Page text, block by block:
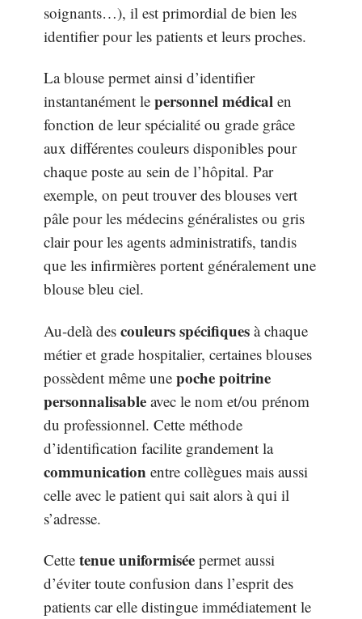
soignants…), il est primordial de bien les
identifier pour les patients et leurs proches.
La blouse permet ainsi d’identifier
instantanément le personnel médical en
fonction de leur spécialité ou grade grâce
aux différentes couleurs disponibles pour
chaque poste au sein de l’hôpital. Par
exemple, on peut trouver des blouses vert
pâle pour les médecins généralistes ou gris
clair pour les agents administratifs, tandis
que les infirmières portent généralement une
blouse bleu ciel.
Au-delà des couleurs spécifiques à chaque
métier et grade hospitalier, certaines blouses
possèdent même une poche poitrine
personnalisable avec le nom et/ou prénom
du professionnel. Cette méthode
d’identification facilite grandement la
communication entre collègues mais aussi
celle avec le patient qui sait alors à qui il
s’adresse.
Cette tenue uniformisée permet aussi
d’éviter toute confusion dans l’esprit des
patients car elle distingue immédiatement le